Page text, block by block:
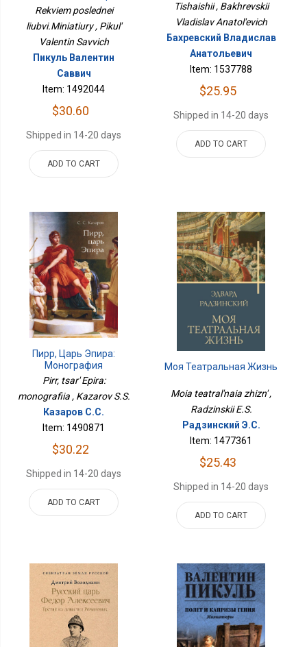
Rekviem poslednei
liubvi.Miniatiury , Pikul'
Valentin Savvich
Пикуль Валентин
Саввич
Item: 1492044
$30.60
Shipped in 14-20 days
ADD TO CART
Tishaishii , Bakhrevskii
Vladislav Anatol'evich
Бахревский Владислав
Анатольевич
Item: 1537788
$25.95
Shipped in 14-20 days
ADD TO CART
Пирр, Царь Эпира:
Монография
Pirr, tsar' Epira:
monografiia , Kazarov S.S.
Казаров С.С.
Item: 1490871
$30.22
Shipped in 14-20 days
ADD TO CART
Моя Театральная Жизнь
Moia teatral'naia zhizn' ,
Radzinskii E.S.
Радзинский Э.С.
Item: 1477361
$25.43
Shipped in 14-20 days
ADD TO CART